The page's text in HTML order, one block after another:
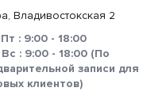
Владивостокская 2
: 9:00 - 18:00
: 9:00 - 18:00 (По
записи для
клиентов)